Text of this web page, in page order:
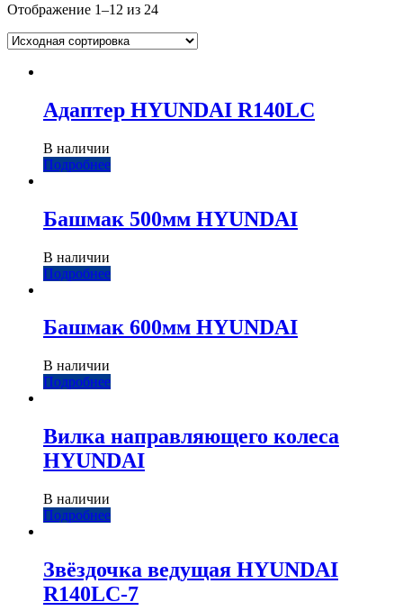
Отображение 1–12 из 24
Адаптер HYUNDAI R140LC
В наличии
Подробнее
Башмак 500мм HYUNDAI
В наличии
Подробнее
Башмак 600мм HYUNDAI
В наличии
Подробнее
Вилка направляющего колеса
HYUNDAI
В наличии
Подробнее
Звёздочка ведущая HYUNDAI
R140LC-7